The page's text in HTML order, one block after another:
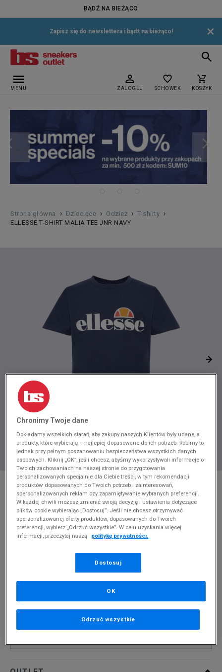
BĄDŹ NA BIEŻĄCO
Zapisz się do newslettera i bądź na bieżąco! ×
MENU ZALOGUJ SCHOWEK KOSZYK
Strona główna › Dziecięce › Odzież › T-shirty ›
ELLESSE T-SHIRT MALIA TEE JNR NAVY
* Zdjęcie poglądowe
ELLESSE T-SHIRT MALIA TEE JNR NAVY
Produkt pochodzi z końcówek aktualnych kolekcji, ubiegłych
sezonów lub z ekspozycji.Szczegóły.
cena rekomendowana przez producenta
PRODUKT NIEDOSTĘPNY
Chronimy Twoje dane
Dokładamy wszelkich starań, aby zakupy naszych Klientów były udane, a
produkty, które wybierają – najlepiej dopasowane do ich potrzeb. Robimy to
jednak przy pełnym poszanowaniu bezpieczeństwa wszystkich danych
osobowych. Kliknij „OK”, jeśli chcesz, abyśmy wykorzystywali informacje o
Twoich zachowaniach na naszej stronie do przygotowania
personalizowanych specjalnie dla Ciebie treści, w tym rekomendacji
produktów dopasowanych do Twoich potrzeb i zainteresowań,
spersonalizowanych reklam czy zapamiętywanie wybranych preferencji.
W każdej chwili możesz zmienić swoją decyzję i ustawienia dotyczące
plików cookie wybierając „Dostosuj”. Jeśli nie chcesz otrzymywać
spersonalizowanej oferty produktów, dopasowanych do Twoich
preferencji, wybierz „Odrzuć wszystkie”. W celu uzyskania więcej
informacji, przeczytaj naszą
politykę prywatności.
Dostosuj
Odrzuć wszystkie
OK